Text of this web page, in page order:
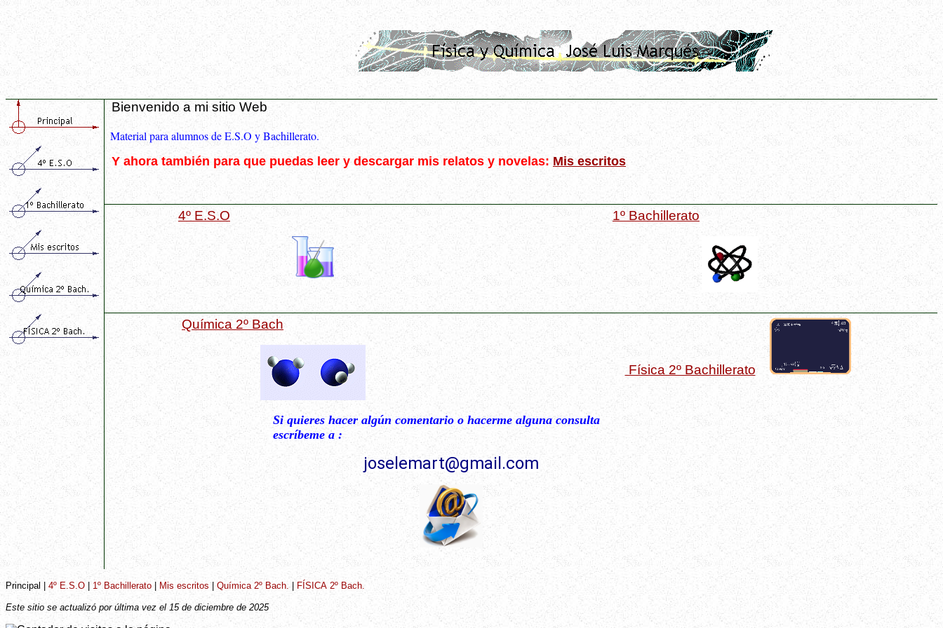
Bienvenido a mi sitio Web
Material para alumnos de E.S.O y Bachillerato.
Y ahora también para que puedas leer y descargar mis relatos y novelas: Mis escritos
4º E.S.O 1º Bachillerato
Química 2º Bach
Física 2º Bachillerato
Si quieres hacer algún comentario o hacerme alguna consulta
escríbeme a :
joselemart@gmail.com
Principal 4º E.S.O 1º Bachillerato Mis escritos | Química 2º Bach. FÍSICA 2º Bach.
Este sitio se actualizó por última vez el 15 de diciembre de 2025